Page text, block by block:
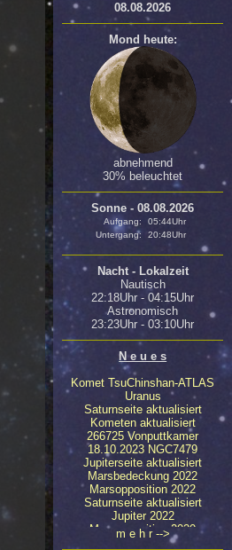
08.08.2026
Mond heute:
abnehmend
30% beleuchtet
Sonne - 08.08.2026
Aufgang:
05:44Uhr
Untergang:
20:48Uhr
Nacht - Lokalzeit
Nautisch
22:18Uhr - 04:15Uhr
Astronomisch
23:23Uhr - 03:10Uhr
N e u e s
Komet TsuChinshan-ATLAS
Uranus
Saturnseite aktualisiert
Kometen aktualisiert
266725 Vonputtkamer
18.10.2023 NGC7479
Jupiterseite aktualisiert
Marsbedeckung 2022
Marsopposition 2022
Saturnseite aktualisiert
Jupiter 2022
Marsopposition 2020
23.04.2020 NGC4647
m e h r -->